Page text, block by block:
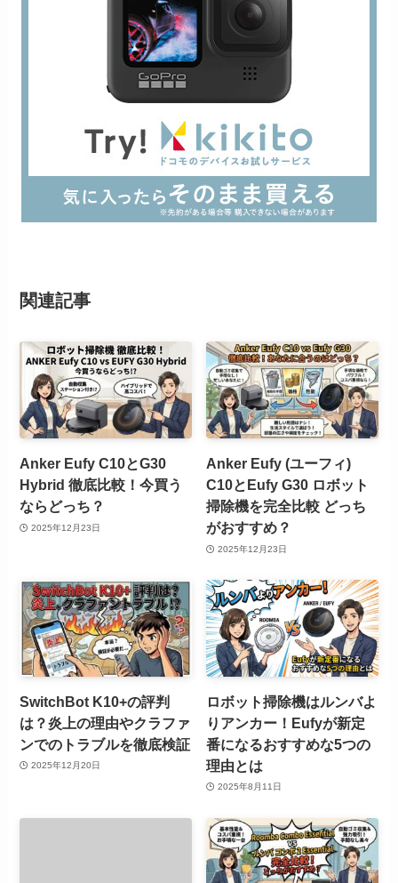
関連記事
Anker Eufy C10とG30
Hybrid 徹底比較！今買う
ならどっち？
2025年12月23日
Anker Eufy (ユーフィ)
C10とEufy G30 ロボット
掃除機を完全比較 どっち
がおすすめ？
2025年12月23日
SwitchBot K10+の評判
は？炎上の理由やクラファ
ンでのトラブルを徹底検証
2025年12月20日
ロボット掃除機はルンバよ
りアンカー！Eufyが新定
番になるおすすめな5つの
理由とは
2025年8月11日